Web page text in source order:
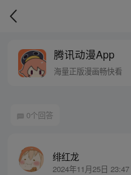
腾讯动漫App
海量正版漫画畅快看
0个回答
绯红龙
2024年11月25日 23:47